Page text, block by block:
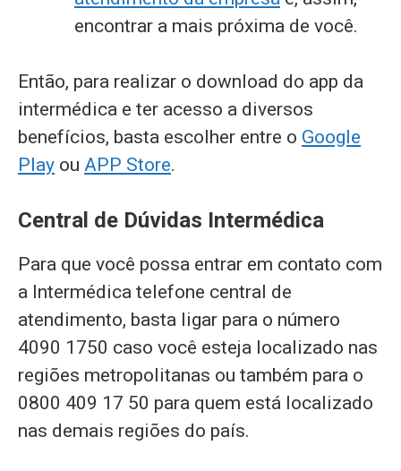
encontrar a mais próxima de você.
Então, para realizar o download do app da
intermédica e ter acesso a diversos
benefícios, basta escolher entre o Google
Play ou APP Store.
Central de Dúvidas Intermédica
Para que você possa entrar em contato com
a Intermédica telefone central de
atendimento, basta ligar para o número
4090 1750 caso você esteja localizado nas
regiões metropolitanas ou também para o
0800 409 17 50 para quem está localizado
nas demais regiões do país.